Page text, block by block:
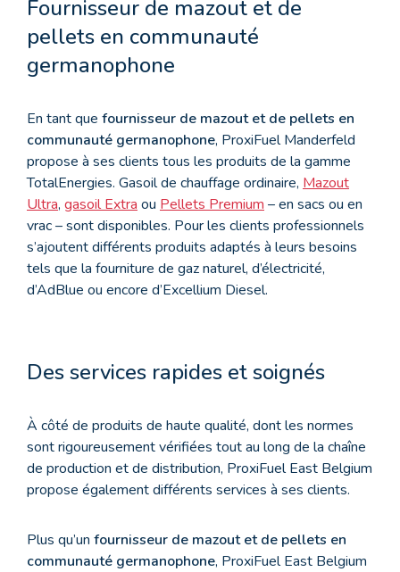
Fournisseur de mazout et de
pellets en communauté
germanophone
En tant que fournisseur de mazout et de pellets en
communauté germanophone, ProxiFuel Manderfeld
propose à ses clients tous les produits de la gamme
TotalEnergies. Gasoil de chauffage ordinaire, Mazout
Ultra, gasoil Extra ou Pellets Premium – en sacs ou en
vrac – sont disponibles. Pour les clients professionnels
s’ajoutent différents produits adaptés à leurs besoins
tels que la fourniture de gaz naturel, d’électricité,
d’AdBlue ou encore d’Excellium Diesel.
Des services rapides et soignés
À côté de produits de haute qualité, dont les normes
sont rigoureusement vérifiées tout au long de la chaîne
de production et de distribution, ProxiFuel East Belgium
propose également différents services à ses clients.
Plus qu’un fournisseur de mazout et de pellets en
communauté germanophone, ProxiFuel East Belgium